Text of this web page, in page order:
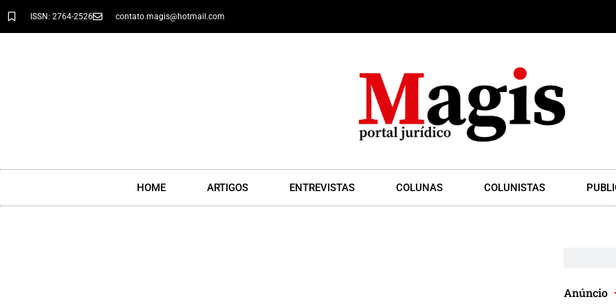
ISSN: 2764-2526 contato.magis@hotmail.com
HOME ARTIGOS ENTREVISTAS COLUNAS COLUNISTAS
Anúncio